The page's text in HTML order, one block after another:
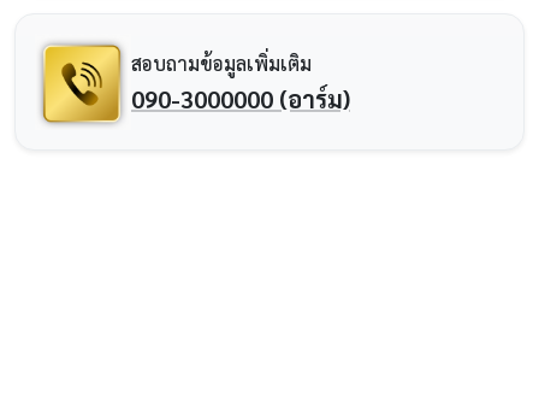
สอบถามข้อมูลเพิ่มเติม
090-3000000 (อาร์ม)